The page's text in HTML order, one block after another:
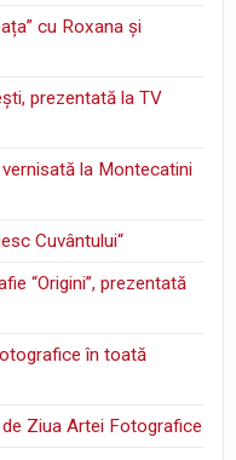
cu Roxana și
prezentată la TV
la Montecatini
Cuvântului“
“Origini”, prezentată
în toată
Ziua Artei Fotografice